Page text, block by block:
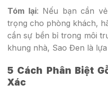
Tóm lại: Nếu bạn cần
trọng cho phòng khách,
cần sự bền bỉ trong môi
khung nhà, Sao Đen là
5 Cách Phân Biệt
Xác